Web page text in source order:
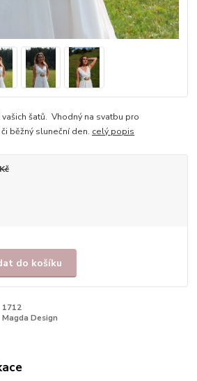
šatů. Vhodný na svatbu pro
běžný sluneční den. celý popis
do košíku
1712
Magda Design